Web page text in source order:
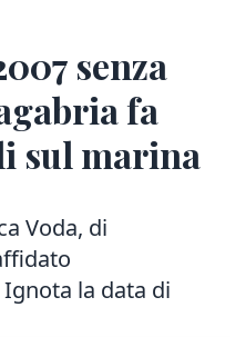
senza
fa
sul marina
Voda, di
Ignota la data di